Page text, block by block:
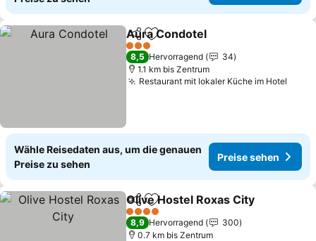
TeilenZu Favoriten hinzufügen
Aura Condotel
3 Sterne
8,5 Hervorragend
34
1.1 km bis Zentrum
Restaurant mit lokaler Küche im Hotel
Wähle Reisedaten aus, um die genauen
Preise zu sehen
Preise sehen
TeilenZu Favoriten hinzufügen
Olive Hostel Roxas City
4 Sterne
8,9 Hervorragend
300
0.7 km bis Zentrum